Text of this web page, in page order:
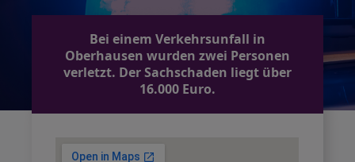
Bei einem Verkehrsunfall in
Oberhausen wurden zwei Personen
verletzt. Der Sachschaden liegt über
16.000 Euro.